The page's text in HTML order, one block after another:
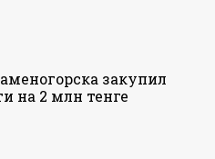
закупил
на 2 млн тенге